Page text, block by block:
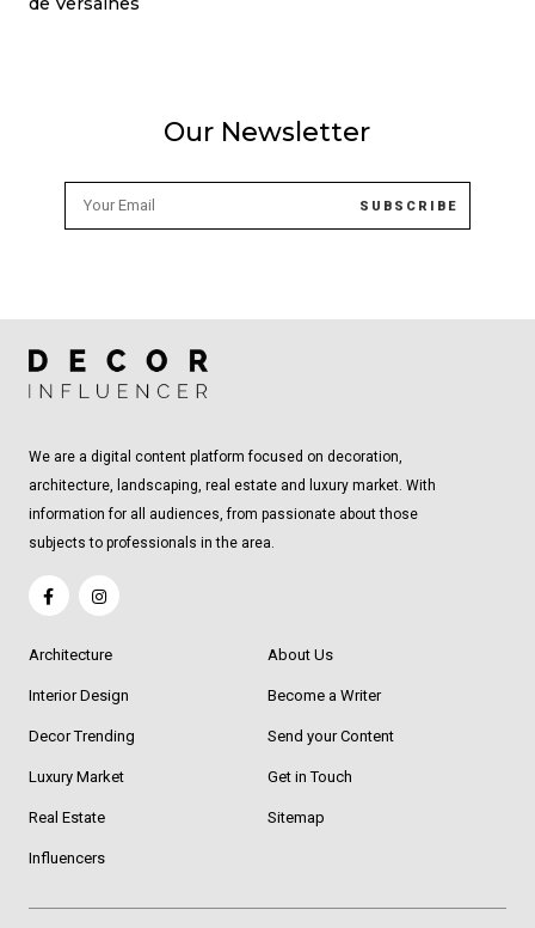
Our Newsletter
We are a digital content platform focused on decoration,
architecture, landscaping, real estate and luxury market. With
information for all audiences, from passionate about those
subjects to professionals in the area.
Architecture
Interior Design
Decor Trending
Luxury Market
Real Estate
Influencers
About Us
Become a Writer
Send your Content
Get in Touch
Sitemap